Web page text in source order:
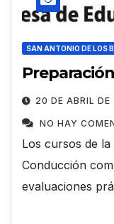
SAN ANTONIO DE LOS
20 DE ABRIL
NO HAY
Los cursos de
Conducción
evaluaciones